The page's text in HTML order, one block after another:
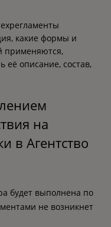
какие формы и
применяются,
её описание, состав,
на
в Агентство
будет выполнена по
не возникнет